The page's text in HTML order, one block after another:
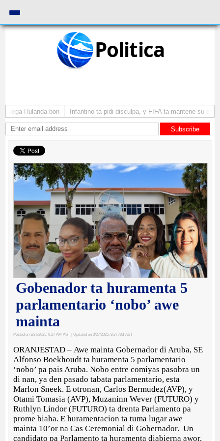
Politica
yega Hulanda bon Infantino ta pidi disculpa, y FIFA ta mantene su como
Subscribe
Gobenador ta huramenta 5
parlamentario ‘nobo’ awe
mainta
Posted on 3/27/2025, 9:27 AM AST | Updated on 3/27/2025, 9:27 AM AST
ORANJESTAD – Awe mainta Gobernador di Aruba, SE
Alfonso Boekhoudt ta huramenta 5 parlamentario
‘nobo’ pa pais Aruba. Nobo entre comiyas pasobra un
di nan, ya den pasado tabata parlamentario, esta
Marlon Sneek. E otronan, Carlos Bermudez(AVP), y
Otami Tomasia (AVP), Muzaninn Wever (FUTURO) y
Ruthlyn Lindor (FUTURO) ta drenta Parlamento pa
prome biaha. E huramentacion ta tuma lugar awe
mainta 10’or na Cas Ceremonial di Gobernador. Un
candidato pa Parlamento ta huramenta diabierna awor,